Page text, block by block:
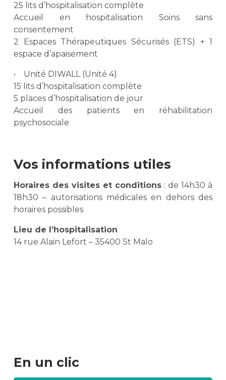
25 lits d’hospitalisation complète
Accueil en hospitalisation Soins sans
consentement
2 Espaces Thérapeutiques Sécurisés (ETS) + 1
espace d’apaisement
• Unité DIWALL (Unité 4)
15 lits d’hospitalisation complète
5 places d’hospitalisation de jour
Accueil des patients en réhabilitation
psychosociale
Vos informations utiles
Horaires des visites et conditions : de 14h30 à
18h30 – autorisations médicales en dehors des
horaires possibles
Lieu de l’hospitalisation
14 rue Alain Lefort – 35400 St Malo
En un clic